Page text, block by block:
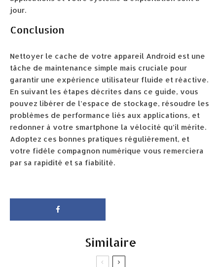
jour.
Conclusion
Nettoyer le cache de votre appareil Android est une
tâche de maintenance simple mais cruciale pour
garantir une expérience utilisateur fluide et réactive.
En suivant les étapes décrites dans ce guide, vous
pouvez libérer de l’espace de stockage, résoudre les
problèmes de performance liés aux applications, et
redonner à votre smartphone la vélocité qu’il mérite.
Adoptez ces bonnes pratiques régulièrement, et
votre fidèle compagnon numérique vous remerciera
par sa rapidité et sa fiabilité.
Similaire